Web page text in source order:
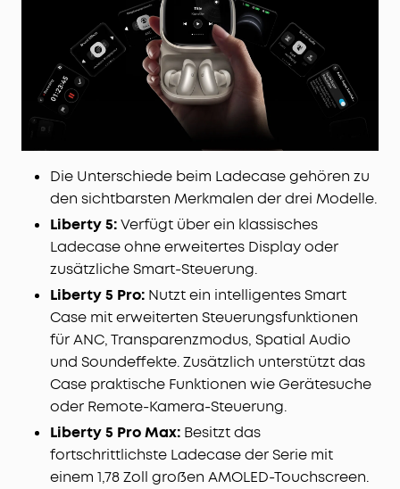
Die Unterschiede beim Ladecase gehören zu
den sichtbarsten Merkmalen der drei Modelle.
Liberty 5:Verfügt über ein klassisches
Ladecase ohne erweitertes Display oder
zusätzliche Smart-Steuerung.
Liberty 5 Pro: Nutzt ein intelligentes Smart
Case mit erweiterten Steuerungsfunktionen
für ANC, Transparenzmodus, Spatial Audio
und Soundeffekte. Zusätzlich unterstützt das
Case praktische Funktionen wie Gerätesuche
oder Remote-Kamera-Steuerung.
Liberty 5 Pro Max: Besitzt das
fortschrittlichste Ladecase der Serie mit
einem 1,78 Zoll großen AMOLED-Touchscreen.